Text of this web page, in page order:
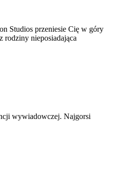
Studios przeniesie Cię w góry
rodziny nieposiadająca
wywiadowczej. Najgorsi